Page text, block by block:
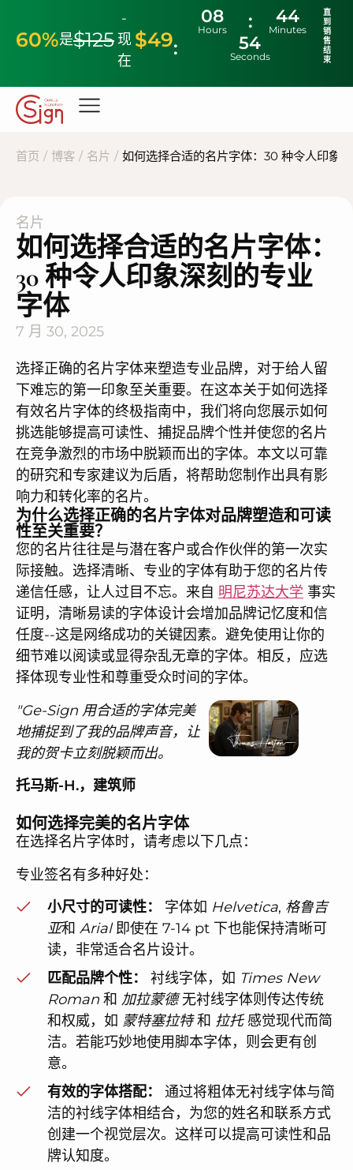
60%是$125
-
现
在
$49
08
Hours
44
Minutes
53
Seconds
直
到
销
售
结
束
首页 / 博客 / 名片 / 如何选择合适的名片字体：30 种令人印象
名片
如何选择合适的名片字体：
30 种令人印象深刻的专业
字体
7 月 30, 2025
选择正确的名片字体来塑造专业品牌，对于给人留
下难忘的第一印象至关重要。在这本关于如何选择
有效名片字体的终极指南中，我们将向您展示如何
挑选能够提高可读性、捕捉品牌个性并使您的名片
在竞争激烈的市场中脱颖而出的字体。本文以可靠
的研究和专家建议为后盾，将帮助您制作出具有影
响力和转化率的名片。
为什么选择正确的名片字体对品牌塑造和可读
性至关重要？
您的名片往往是与潜在客户或合作伙伴的第一次实
际接触。选择清晰、专业的字体有助于您的名片传
递信任感，让人过目不忘。来自 明尼苏达大学 事实
证明，清晰易读的字体设计会增加品牌记忆度和信
任度--这是网络成功的关键因素。避免使用让你的
细节难以阅读或显得杂乱无章的字体。相反，应选
择体现专业性和尊重受众时间的字体。
"Ge-Sign 用合适的字体完美
地捕捉到了我的品牌声音，让
我的贺卡立刻脱颖而出。
托马斯-H.，建筑师
如何选择完美的名片字体
在选择名片字体时，请考虑以下几点：
专业签名有多种好处：
小尺寸的可读性：
字体如 Helvetica, 格鲁吉
亚和 Arial即使在 7-14 pt 下也能保持清晰可
读，非常适合名片设计。
匹配品牌个性：
衬线字体，如 Times New
Roman和 加拉蒙德无衬线字体则传达传统
和权威，如 蒙特塞拉特和 拉托感觉现代而简
洁。若能巧妙地使用脚本字体，则会更有创
意。
有效的字体搭配：
通过将粗体无衬线字体与简
洁的衬线字体相结合，为您的姓名和联系方式
创建一个视觉层次。这样可以提高可读性和品
牌认知度。